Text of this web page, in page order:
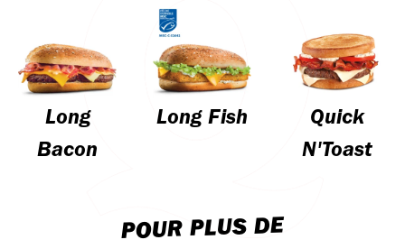
Long
Bacon
Long Fish
Quick
N'Toast
POUR PLUS DE